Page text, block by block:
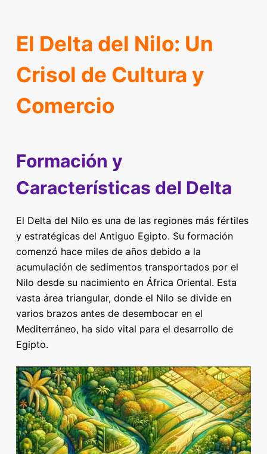
El Delta del Nilo: Un
Crisol de Cultura y
Comercio
Formación y
Características del Delta
El Delta del Nilo es una de las regiones más fértiles
y estratégicas del Antiguo Egipto. Su formación
comenzó hace miles de años debido a la
acumulación de sedimentos transportados por el
Nilo desde su nacimiento en África Oriental. Esta
vasta área triangular, donde el Nilo se divide en
varios brazos antes de desembocar en el
Mediterráneo, ha sido vital para el desarrollo de
Egipto.